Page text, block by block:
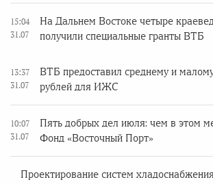
15:04
31.07
На Дальнем Востоке четыре
получили специальные гранты ВТБ
13:37
31.07
ВТБ предоставил среднему и
рублей для ИЖС
10:07
31.07
Пять добрых дел июля: чем в этом
Фонд «Восточный Порт»
Проектирование систем